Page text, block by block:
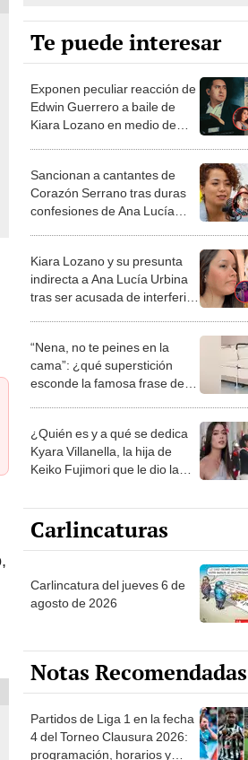
Te puede interesar
Exponen peculiar reacción de
Edwin Guerrero a baile de
Kiara Lozano en medio de
polémicas confesiones de
Sancionan a cantantes de
Corazón Serrano tras duras
confesiones de Ana Lucía
Urbina, según tiktoker:
Kiara Lozano y su presunta
indirecta a Ana Lucía Urbina
tras ser acusada de interferir
en su relación con Edwin
“Nena, no te peines en la
cama”: ¿qué superstición
esconde la famosa frase de
los Enanitos Verdes?
¿Quién es y a qué se dedica
Kyara Villanella, la hija de
Keiko Fujimori que le dio la
contra a nivel nacional?
Carlincaturas
agosto de 2026
Notas Recomendadas
Partidos de Liga 1 en la fecha
4 del Torneo Clausura 2026:
programación, horarios y